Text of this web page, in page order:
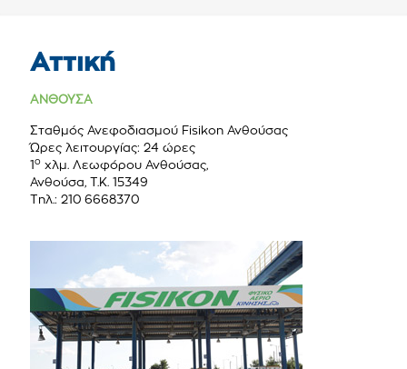
Αττική
ΑΝΘΟΥΣΑ
Σταθμός Ανεφοδιασμού Fisikon Ανθούσας
Ώρες λειτουργίας: 24 ώρες
1 ο χλμ. Λεωφόρου Ανθούσας,
Ανθούσα, Τ.Κ. 15349
Τηλ.: 210 6668370